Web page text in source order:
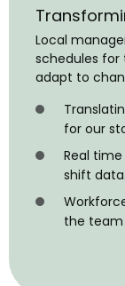
Local
schedules for
adapt to
for our
Real
shift data.
the team